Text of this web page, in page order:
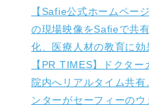
【Safie公式ホームペー
の現場映像をSafieで共
化、医療人材の教育に効
【PR TIMES】ドクタ
院内へリアルタイム共
ンターがセーフィーの